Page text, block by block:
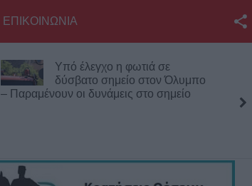
Twitter
YouTube
RSS
ΕΠΙΚΟΙΝΩΝΙΑ
Υπό έλεγχο η φωτιά σε
δύσβατο σημείο στον Όλυμπο
– Παραμένουν οι δυνάμεις στο σημείο